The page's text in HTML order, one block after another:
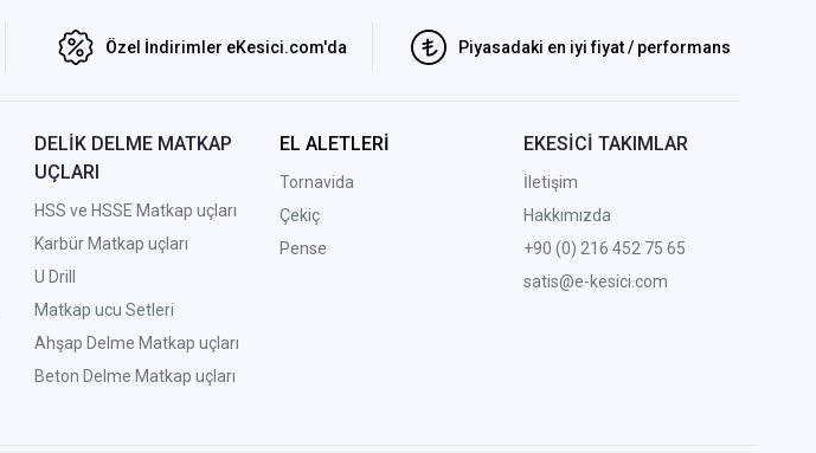
Özel İndirimler eKesici.com'da Piyasadaki en iyi fiyat / performans
DELİK DELME MATKAP
UÇLARI
HSS ve HSSE Matkap uçları
Karbür Matkap uçları
U Drill
Matkap ucu Setleri
Ahşap Delme Matkap uçları
Beton Delme Matkap uçları
EL ALETLERİ
Tornavida
Çekiç
Pense
EKESİCİ TAKIMLAR
İletişim
Hakkımızda
+90 (0) 216 452 75 65
satis@e-kesici.com